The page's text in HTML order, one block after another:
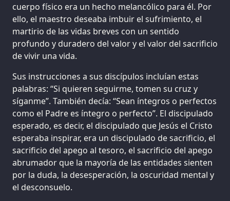
cuerpo físico era un hecho melancólico para él. Por
ello, el maestro deseaba imbuir el sufrimiento, el
martirio de las vidas breves con un sentido
profundo y duradero del valor y el valor del sacrificio
de vivir una vida.
Sus instrucciones a sus discípulos incluían estas
palabras: “Si quieren seguirme, tomen su cruz y
síganme”. También decía: “Sean íntegros o perfectos
como el Padre es íntegro o perfecto”. El discipulado
esperado, es decir, el discipulado que Jesús el Cristo
esperaba inspirar, era un discipulado de sacrificio, el
sacrificio del apego al tesoro, el sacrificio del apego
abrumador que la mayoría de las entidades sienten
por la duda, la desesperación, la oscuridad mental y
el desconsuelo.